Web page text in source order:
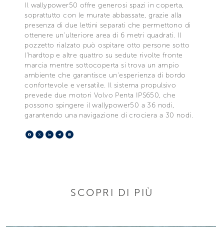
Il wallypower50 offre generosi spazi in coperta,
soprattutto con le murate abbassate, grazie alla
presenza di due lettini separati che permettono di
ottenere un’ulteriore area di 6 metri quadrati. Il
pozzetto rialzato può ospitare otto persone sotto
l’hardtop e altre quattro su sedute rivolte fronte
marcia mentre sottocoperta si trova un ampio
ambiente che garantisce un'esperienza di bordo
confortevole e versatile. Il sistema propulsivo
prevede due motori Volvo Penta IPS650, che
possono spingere il wallypower50 a 36 nodi,
garantendo una navigazione di crociera a 30 nodi.
Facebook
X LinkedIn
Telegram
SCOPRI DI PIÙ